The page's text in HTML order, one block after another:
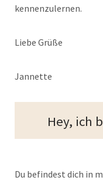
kennenzulernen.
Liebe Grüße
Jannette
Hey, ich
Du befindest dich in